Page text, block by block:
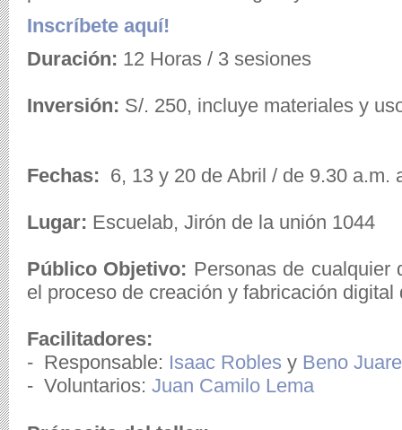
Inscríbete aquí!
Duración: 12 Horas / 3 sesiones
Inversión: S/. 250, incluye materiales y
Fechas: 6, 13 y 20 de Abril / de 9.30 a.m.
Lugar: Escuelab, Jirón de la unión 1044
Público Objetivo: Personasde cualquier
el proceso de creación y fabricación
Facilitadores:
- Responsable: Isaac Robles y Beno
- Voluntarios: Juan Camilo Lema